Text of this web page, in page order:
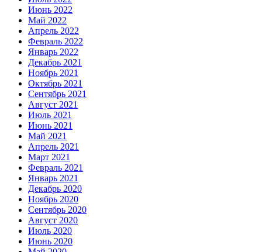
Июнь 2022
Май 2022
Апрель 2022
Февраль 2022
Январь 2022
Декабрь 2021
Ноябрь 2021
Октябрь 2021
Сентябрь 2021
Август 2021
Июль 2021
Июнь 2021
Май 2021
Апрель 2021
Март 2021
Февраль 2021
Январь 2021
Декабрь 2020
Ноябрь 2020
Сентябрь 2020
Август 2020
Июль 2020
Июнь 2020